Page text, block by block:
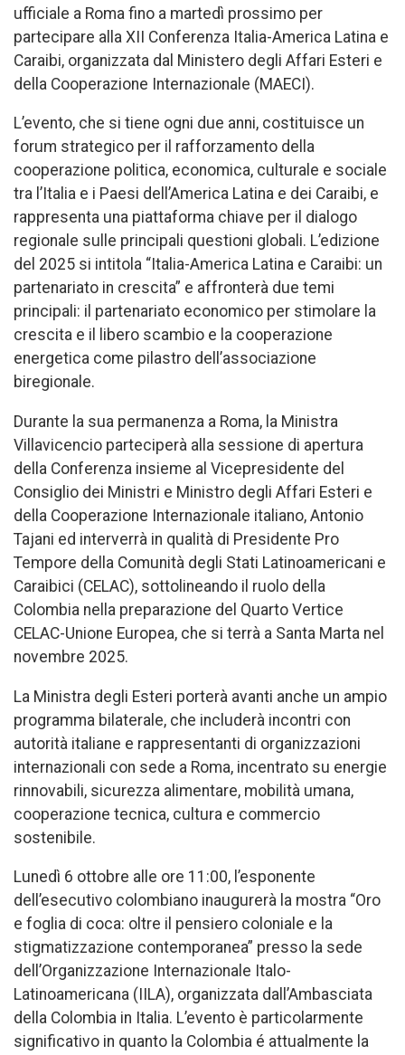
ufficiale a Roma fino a martedì prossimo per
partecipare alla XII Conferenza Italia-America Latina e
Caraibi, organizzata dal Ministero degli Affari Esteri e
della Cooperazione Internazionale (MAECI).
L’evento, che si tiene ogni due anni, costituisce un
forum strategico per il rafforzamento della
cooperazione politica, economica, culturale e sociale
tra l’Italia e i Paesi dell’America Latina e dei Caraibi, e
rappresenta una piattaforma chiave per il dialogo
regionale sulle principali questioni globali. L’edizione
del 2025 si intitola “Italia-America Latina e Caraibi: un
partenariato in crescita” e affronterà due temi
principali: il partenariato economico per stimolare la
crescita e il libero scambio e la cooperazione
energetica come pilastro dell’associazione
biregionale.
Durante la sua permanenza a Roma, la Ministra
Villavicencio parteciperà alla sessione di apertura
della Conferenza insieme al Vicepresidente del
Consiglio dei Ministri e Ministro degli Affari Esteri e
della Cooperazione Internazionale italiano, Antonio
Tajani ed interverrà in qualità di Presidente Pro
Tempore della Comunità degli Stati Latinoamericani e
Caraibici (CELAC), sottolineando il ruolo della
Colombia nella preparazione del Quarto Vertice
CELAC-Unione Europea, che si terrà a Santa Marta nel
novembre 2025.
La Ministra degli Esteri porterà avanti anche un ampio
programma bilaterale, che includerà incontri con
autorità italiane e rappresentanti di organizzazioni
internazionali con sede a Roma, incentrato su energie
rinnovabili, sicurezza alimentare, mobilità umana,
cooperazione tecnica, cultura e commercio
sostenibile.
Lunedì 6 ottobre alle ore 11:00, l’esponente
dell’esecutivo colombiano inaugurerà la mostra “Oro
e foglia di coca: oltre il pensiero coloniale e la
stigmatizzazione contemporanea” presso la sede
dell’Organizzazione Internazionale Italo-
Latinoamericana (IILA), organizzata dall’Ambasciata
della Colombia in Italia. L’evento è particolarmente
significativo in quanto la Colombia é attualmente la